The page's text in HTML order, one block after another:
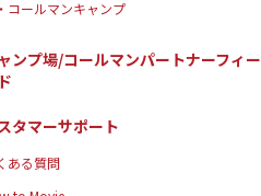
コールマンキャンプ
ンプ場/コールマンパートナーフィー
タマーサポート
ある質問